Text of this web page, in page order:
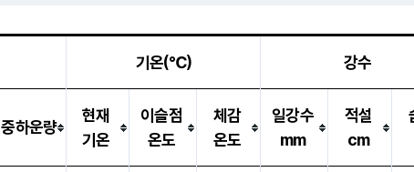
기온(℃) 강수
중하운량
현재
기온
이슬점
온도
체감
온도
일강수
mm
적설
cm